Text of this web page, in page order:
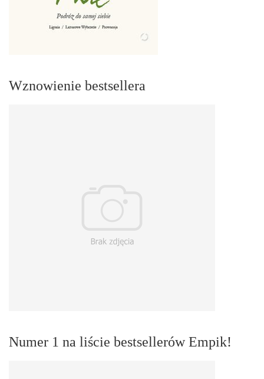
Wznowienie bestsellera
Numer 1 na liście bestsellerów Empik!